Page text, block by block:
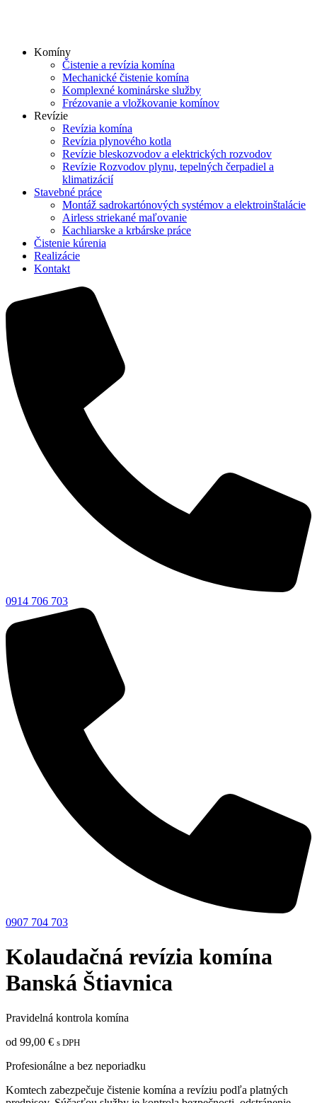
Komíny
Čistenie a revízia komína
Mechanické čistenie komína
Komplexné kominárske služby
Frézovanie a vložkovanie komínov
Revízie
Revízia komína
Revízia plynového kotla
Revízie bleskozvodov a elektrických rozvodov
Revízie Rozvodov plynu, tepelných čerpadiel a
klimatizácií
Stavebné práce
Montáž sadrokartónových systémov a elektroinštalácie
Airless striekané maľovanie
Kachliarske a krbárske práce
Čistenie kúrenia
Realizácie
Kontakt
0914 706 703
0907 704 703
Kolaudačná revízia komína
Banská Štiavnica
Pravidelná kontrola komína
od 99,00 € s DPH
Profesionálne a bez neporiadku
Komtech zabezpečuje čistenie komína a revíziu podľa platných